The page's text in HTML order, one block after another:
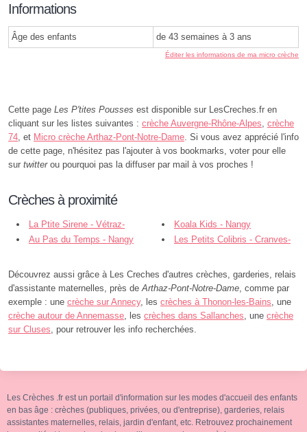
Informations
Âge des enfants de 43 semaines à 3 ans
Éditer les informations de ma micro crèche
Cette page Les P'tites Pousses est disponible sur LesCreches.fr en
cliquant sur les listes suivantes : crèche Auvergne-Rhône-Alpes, crèche
74, et Micro crèche Arthaz-Pont-Notre-Dame. Si vous avez apprécié l'info
de cette page, n'hésitez pas l'ajouter à vos bookmarks, voter pour elle
sur twitterou pourquoi pas la diffuser par mail à vos proches !
Crèches à proximité
La Ptite Sirene - Vétraz-
Monthoux
Koala Kids - Nangy
Au Pas du Temps - Nangy
Les Petits Colibris - Cranves-
Découvrez aussi grâce à Les Creches d'autres crèches, garderies, relais
d'assistante maternelles, près deArthaz-Pont-Notre-Dame, comme par
exemple : une crèche sur Annecy, les crèches à Thonon-les-Bains, une
crèche autour de Annemasse, les crèches dans Sallanches, une crèche
sur Cluses, pour retrouver les info recherchées.
Les Crèches .fr est un portail d'information sur les modes d'accueil des enfants
en bas âge : crèches (publiques, privées, ou d'entreprise), garderies, relais
assistantes maternelles, relais, jardin d'enfant, etc. Retrouvez prochainement